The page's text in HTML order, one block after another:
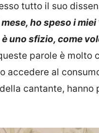
tutto il suo
ho speso i
uno sfizio, come
parole è molto
accedere al
cantante, hanno